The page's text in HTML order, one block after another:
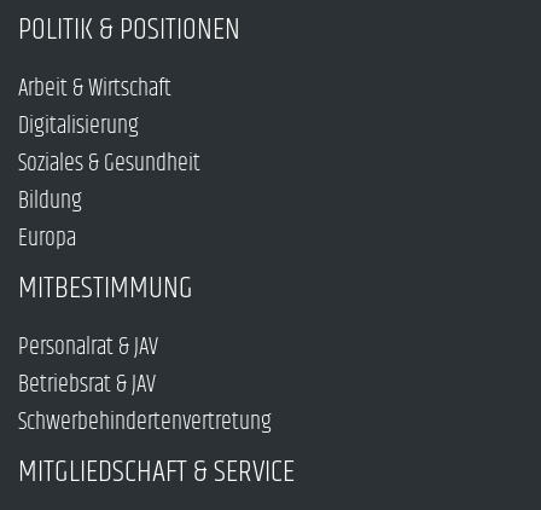
POLITIK & POSITIONEN
Arbeit & Wirtschaft
Digitalisierung
Soziales & Gesundheit
Bildung
Europa
MITBESTIMMUNG
Personalrat & JAV
Betriebsrat & JAV
Schwerbehindertenvertretung
MITGLIEDSCHAFT & SERVICE